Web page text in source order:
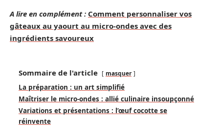
A lire en complément : Comment personnaliser vos
gâteaux au yaourt au micro-ondes avec des
ingrédients savoureux
Sommaire de l'article masquer
La préparation : un art simplifié
Maîtriser le micro-ondes : allié culinaire insoupçonné
Variations et présentations : l’œuf cocotte se
réinvente